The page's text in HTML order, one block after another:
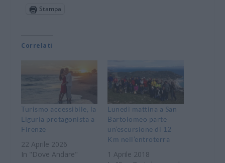
Stampa
Correlati
Turismo accessibile, la
Liguria protagonista a
Firenze
22 Aprile 2026
In "Dove Andare"
Lunedì mattina a San
Bartolomeo parte
un’escursione di 12
Km nell’entroterra
1 Aprile 2018